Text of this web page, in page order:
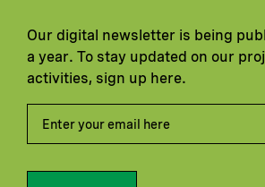
Our digital newsletter is being
a year. To stay updated on our
activities, sign up here.